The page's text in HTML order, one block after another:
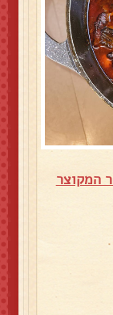
המקוצר